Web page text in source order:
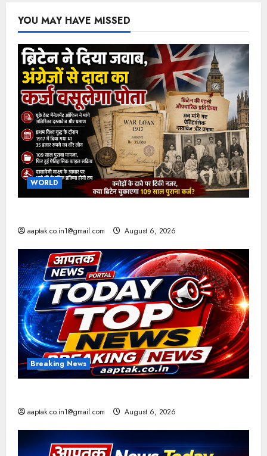
YOU MAY HAVE MISSED
WORLD
aaptak.co.in1@gmail.com August 6, 2026
Breaking News
aaptak.co.in1@gmail.com August 6, 2026